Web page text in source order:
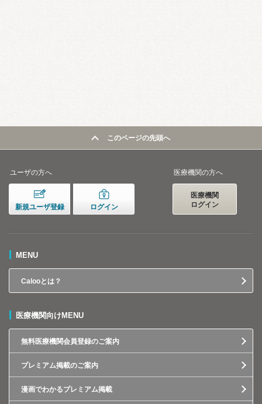
このページの先頭へ
ユーザの方へ
新規ユーザ登録 ログイン
医療機関の方へ
医療機関
ログイン
MENU
Calooとは？
医療機関向けMENU
無料医療機関会員登録のご案内
プレミアム掲載のご案内
漫画でわかるプレミアム掲載